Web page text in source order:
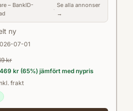
– BankID-
·
Se alla annonser
→
ny
07-01
kr
469 kr (65%) jämfört med nypris
frakt